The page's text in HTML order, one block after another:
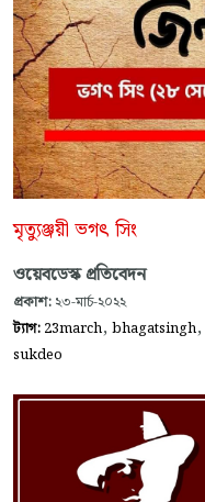
মৃত্যুঞ্জয়ী ভগৎ সিং
ওয়েবডেস্ক প্রতিবেদন
প্রকাশ: ২৩-মার্চ-২০২২
ট্যাগ: 23march, bhagatsingh,
sukdeo